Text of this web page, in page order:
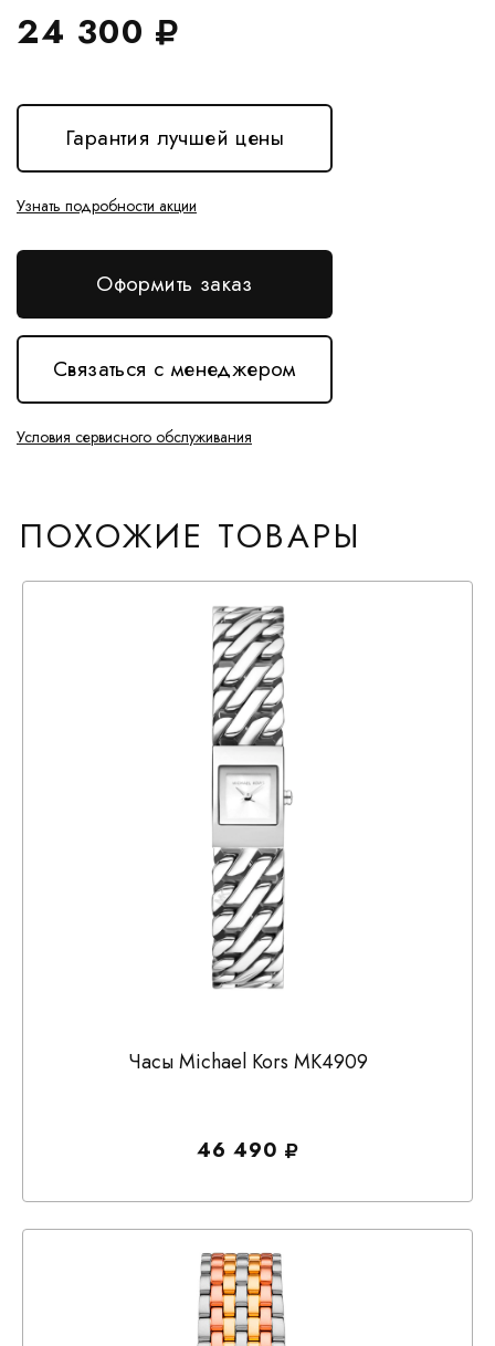
24 300
Гарантия лучшей цены
Узнать подробности акции
Оформить заказ
Связаться с менеджером
Условия сервисного обслуживания
ПОХОЖИЕ ТОВАРЫ
Часы Michael Kors MK4909
46 490